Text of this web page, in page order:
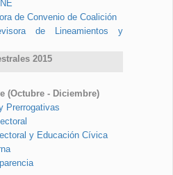
de Convenio de Coalición
de Lineamientos y
2015
(Octubre - Diciembre)
Prerrogativas
y Educación Cívica